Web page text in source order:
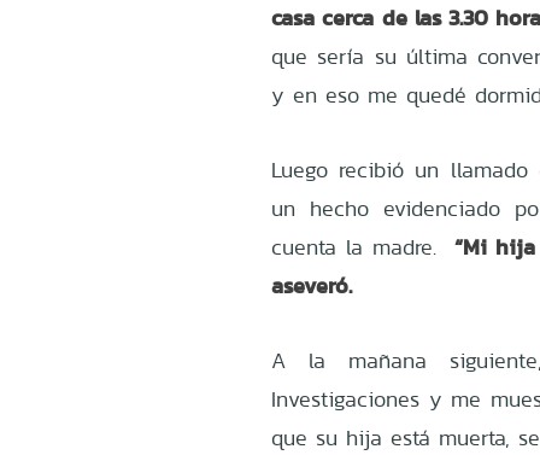
casa cerca de las 3.30
que sería su última
y en eso me quedé
Luego recibió un
un hecho evidenciado
cuenta la madre. “Mi
aseveró.
A la mañana
Investigaciones y me
que su hija está muerta,